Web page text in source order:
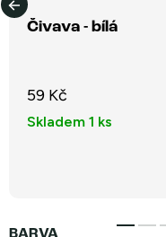
Čivava - bílá
59 Kč
Skladem 1 ks